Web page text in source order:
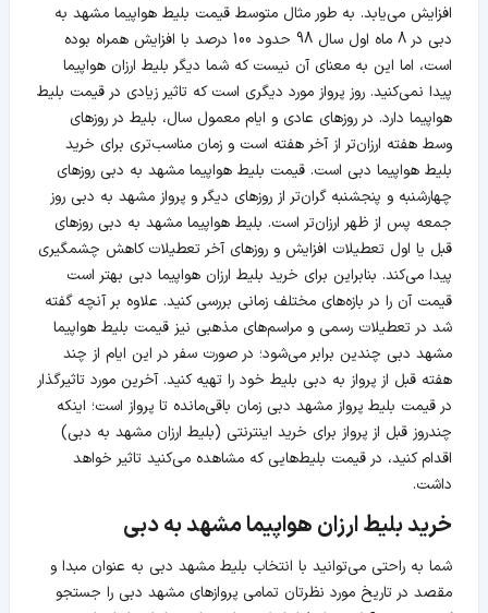
افزایش می‌یابد. به طور مثال متوسط قیمت بلیط هواپیما مشهد به
دبی در 8 ماه اول سال 98 حدود 100 درصد با افزایش همراه بوده
است، اما این به معنای آن نیست که شما دیگر بلیط ارزان هواپیما
پیدا نمی‌کنید. روز پرواز مورد دیگری است که تاثیر زیادی در قیمت بلیط
هواپیما دارد. در روزهای عادی و ایام معمول سال، بلیط در روزهای
وسط هفته ارزان‌تر از آخر هفته است و زمان مناسب‌تری برای خرید
بلیط هواپیما دبی است. قیمت بلیط هواپیما مشهد به دبی روزهای
چهارشنبه و پنجشنبه گران‌تر از روزهای دیگر و پرواز مشهد به دبی روز
جمعه پس از ظهر ارزان‌تر است. بلیط هواپیما مشهد به دبی روزهای
قبل یا اول تعطیلات افزایش و روزهای آخر تعطیلات کاهش چشمگیری
پیدا می‌کند. بنابراین برای خرید بلیط ارزان هواپیما دبی بهتر است
قیمت آن را در بازه‌های مختلف زمانی بررسی کنید. علاوه بر آنچه گفته
شد در تعطیلات رسمی و مراسم‌های مذهبی نیز قیمت بلیط هواپیما
مشهد دبی چندین برابر می‌شود؛ در صورت سفر در این ایام از چند
هفته قبل از پرواز به دبی بلیط خود را تهیه کنید. آخرین مورد تاثیرگذار
در قیمت بلیط پرواز مشهد دبی زمان باقی‌مانده تا پرواز است؛ اینکه
چندروز قبل از پرواز برای خرید اینترنتی (بلیط ارزان مشهد به دبی)
اقدام کنید، در قیمت بلیط‌هایی که مشاهده می‌کنید تاثیر خواهد
داشت.
خرید بلیط ارزان هواپیما مشهد به دبی
شما به راحتی می‌توانید با انتخاب بلیط مشهد دبی به عنوان مبدا و
مقصد در تاریخ مورد نظرتان تمامی پروازهای مشهد دبی را جستجو